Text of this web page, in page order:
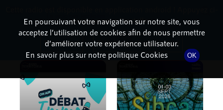
PODCASTS
En poursuivant votre navigation sur notre site, vous
acceptez l’utilisation de cookies afin de nous permettre
d’améliorer votre expérience utilisateur.
En savoir plus sur notre politique Cookies
OK
dessous pour l'installer.
Non merci Télécharger l'application